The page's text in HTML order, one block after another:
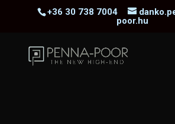
+36 30 738 7004
poor.hu